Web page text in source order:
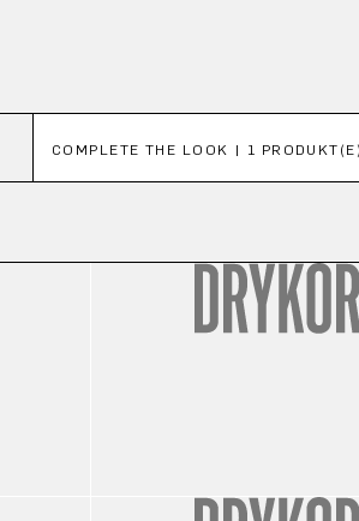
COMPLETE THE LOOK | 1